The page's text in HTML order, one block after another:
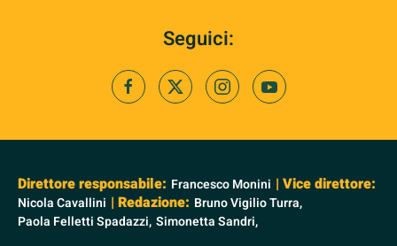
Seguici:
Direttore responsabile: Francesco Monini | Vice direttore:
Nicola Cavallini | Redazione: Bruno Vigilio Turra,
Paola Felletti Spadazzi, Simonetta Sandri,